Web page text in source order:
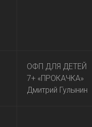
ОФП ДЛЯ ДЕТЕЙ
7+ «ПРОКАЧКА»
Дмитрий Гулынин